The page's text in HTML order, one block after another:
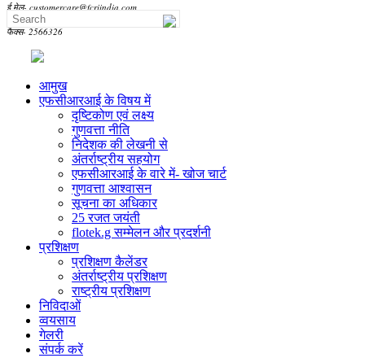
ई मेल- customercare@fcriindia.com
दूरभाष- 91-491-2569010/2566120/2566206
फैक्स- 2566326
आमुख
एफसीआरआई के विषय में
दृष्टिकोण एवं लक्ष्य
गुणवत्ता नीति
निदेशक की लेखनी से
अंतर्राष्ट्रीय सहयोग
एफसीआरआई के वारे में- खोज चार्ट
गुणवत्ता आश्वासन
सूचना का अधिकार
25 रजत जयंती
flotek.g सम्मेलन और प्रदर्शनी
प्रशिक्षण
प्रशिक्षण कैलेंडर
अंतर्राष्ट्रीय प्रशिक्षण
राष्ट्रीय प्रशिक्षण
निविदाओं
व्वयसाय
गेलरी
संपर्क करें